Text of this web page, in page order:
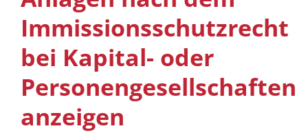
Immissionsschutzrecht
bei Kapital- oder
Personengesellschaften
anzeigen